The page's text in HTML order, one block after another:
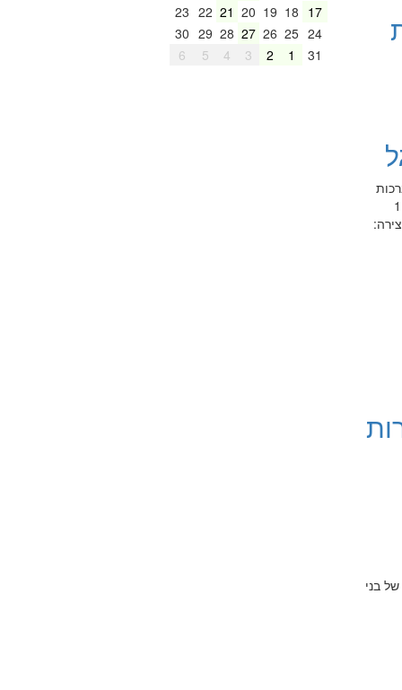
התכנסות וברכות
בני
17
18
19
20
21
22
23
24
25
26
27
28
29
30
31
1
2
3
4
5
6